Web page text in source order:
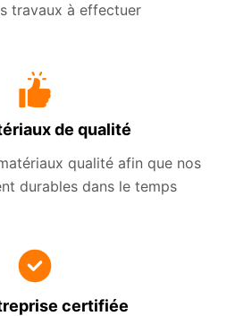
travaux à effectuer
de qualité
qualité afin que nos
durables dans le temps
certifiée